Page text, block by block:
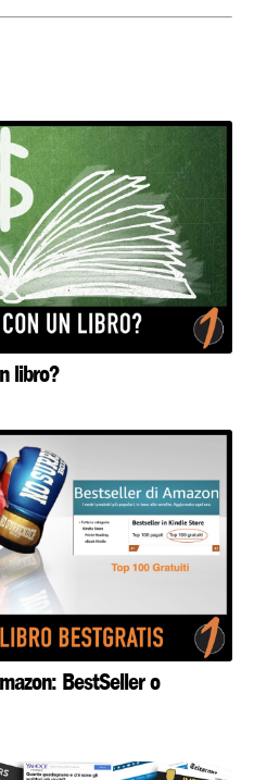
libro?
BestSeller o